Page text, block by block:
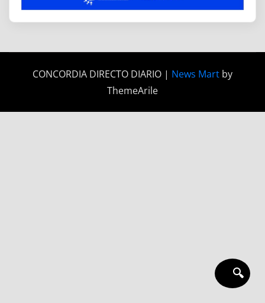
CONCORDIA DIRECTO DIARIO | News Mart by
ThemeArile
🔍